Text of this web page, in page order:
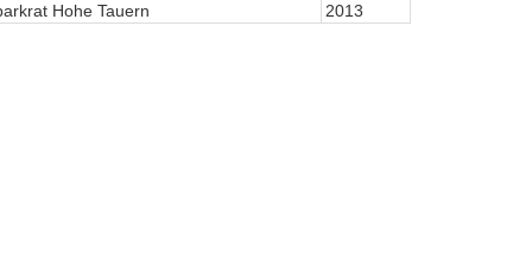
Hohe Tauern
2013